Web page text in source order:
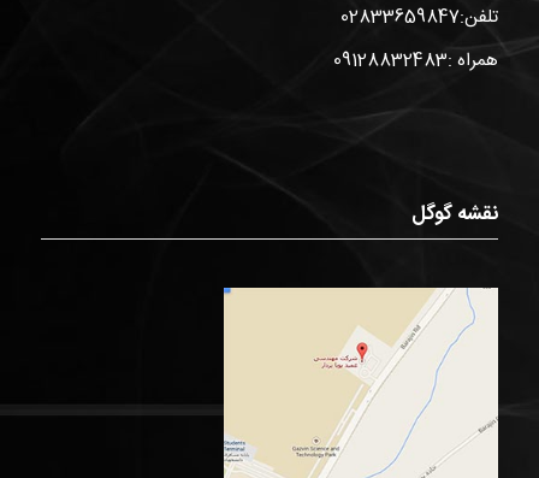
تلفن:02833659847
همراه :09128832483
نقشه گوگل